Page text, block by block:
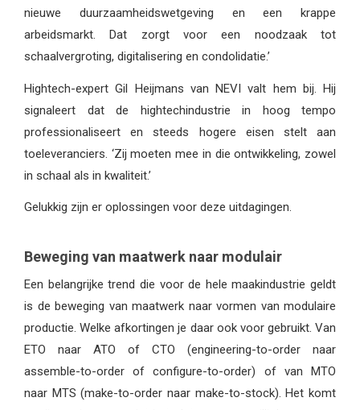
nieuwe duurzaamheidswetgeving en een krappe
arbeidsmarkt. Dat zorgt voor een noodzaak tot
schaalvergroting, digitalisering en condolidatie.’
Hightech-expert Gil Heijmans van NEVI valt hem bij. Hij
signaleert dat de hightechindustrie in hoog tempo
professionaliseert en steeds hogere eisen stelt aan
toeleveranciers. ‘Zij moeten mee in die ontwikkeling, zowel
in schaal als in kwaliteit.’
Gelukkig zijn er oplossingen voor deze uitdagingen.
Beweging van maatwerk naar modulair
Een belangrijke trend die voor de hele maakindustrie geldt
is de beweging van maatwerk naar vormen van modulaire
productie. Welke afkortingen je daar ook voor gebruikt. Van
ETO naar ATO of CTO (engineering-to-order naar
assemble-to-order of configure-to-order) of van MTO
naar MTS (make-to-order naar make-to-stock). Het komt